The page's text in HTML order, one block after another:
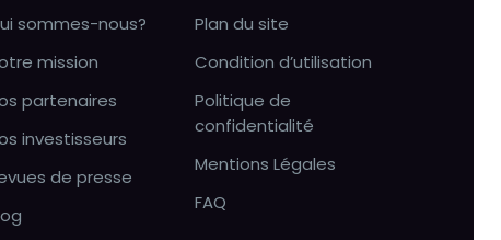
sommes-nous?
mission
partenaires
investisseurs
de presse
Plan du site
Condition d’utilisation
Politique de
confidentialité
Mentions Légales
FAQ